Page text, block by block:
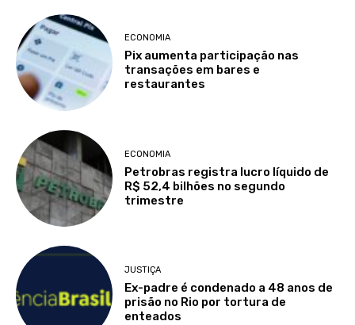
ECONOMIA
Pix aumenta participação nas
transações em bares e
restaurantes
ECONOMIA
Petrobras registra lucro líquido de
R$ 52,4 bilhões no segundo
trimestre
JUSTIÇA
Ex-padre é condenado a 48 anos de
prisão no Rio por tortura de
enteados